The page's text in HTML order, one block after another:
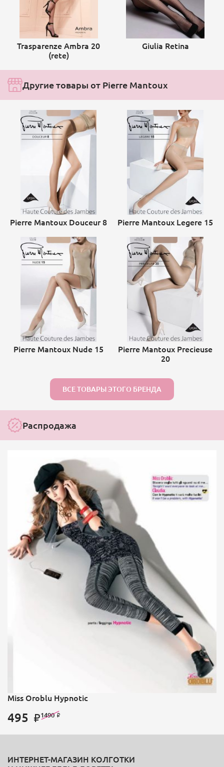
Trasparenze Ambra 20
(rete)
Giulia Retina
Другие товары от Pierre Mantoux
Pierre Mantoux Douceur 8 Pierre Mantoux Legere 15
Pierre Mantoux Nude 15
Pierre Mantoux Precieuse
20
ВСЕ ТОВАРЫ ЭТОГО БРЕНДА
Распродажа
Miss Oroblu Hypnotic
495 1490
ИНТЕРНЕТ-МАГАЗИН КОЛГОТКИ